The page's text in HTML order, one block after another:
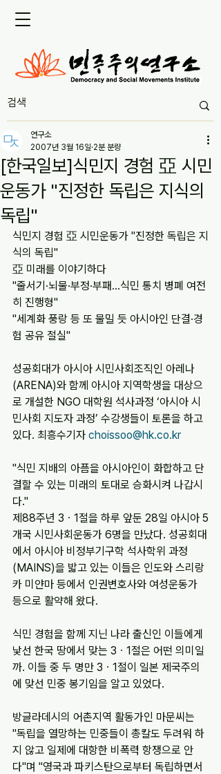
[한국일보]식민지 경험 亞 시민
운동가 "진정한 독립은 지식의
독립"
연구소
2007년 3월 16일 2분 분량
식민지 경험 亞 시민운동가 "진정한 독립은 지
식의 독립"
亞 미래를 이야기하다
"줄서기·뇌물·부정·부패…식민 통치 병폐 여전
히 진행형"
"세계화 풍랑 등 또 물밀 듯 아시아인 단결·경
험 공유 절실"
성공회대가 아시아 시민사회조직인 아레나
(ARENA)와 함께 아시아 지역학생을 대상으
로 개설한 NGO 대학원 석사과정 ‘아시아 시
민사회 지도자 과정’ 수강생들이 토론을 하고
있다. 최흥수기자 choissoo@hk.co.kr
"식민 지배의 아픔을 아시아인이 화합하고 단
결할 수 있는 미래의 토대로 승화시켜 나갑시
다."
제88주년 3ㆍ1절을 하루 앞둔 28일 아시아 5
개국 시민사회운동가 6명을 만났다. 성공회대
에서 아시아 비정부기구학 석사학위 과정
(MAINS)을 밟고 있는 이들은 인도와 스리랑
카 미얀마 등에서 인권변호사와 여성운동가
등으로 활약해 왔다.
식민 경험을 함께 지닌 나라 출신인 이들에게
낯선 한국 땅에서 맞는 3ㆍ1절은 어떤 의미일
까. 이들 중 두 명만 3ㆍ1절이 일본 제국주의
에 맞선 민중 봉기임을 알고 있었다.
방글라데시의 어촌지역 활동가인 마문씨는
"독립을 열망하는 민중들이 총칼도 두려워 하
지 않고 일제에 대항한 비폭력 항쟁으로 안
다"며 "영국과 파키스탄으로부터 독립하면서